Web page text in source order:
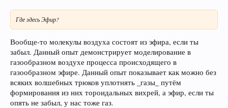
Где здесь Эфир?
Вообще-то молекулы воздуха состоят из эфира, если ты
забыл. Данный опыт демонстрирует моделирование в
газообразном воздухе процесса происходящего в
газообразном эфире. Данный опыт показывает как можно без
всяких волшебных трюков уплотнять _газы_ путём
формирования из них тороидальных вихрей, а эфир, если ты
опять не забыл, у нас тоже газ.